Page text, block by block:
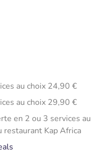
au choix 24,90 €
au choix 29,90 €
en 2 ou 3 services au
restaurant Kap Africa